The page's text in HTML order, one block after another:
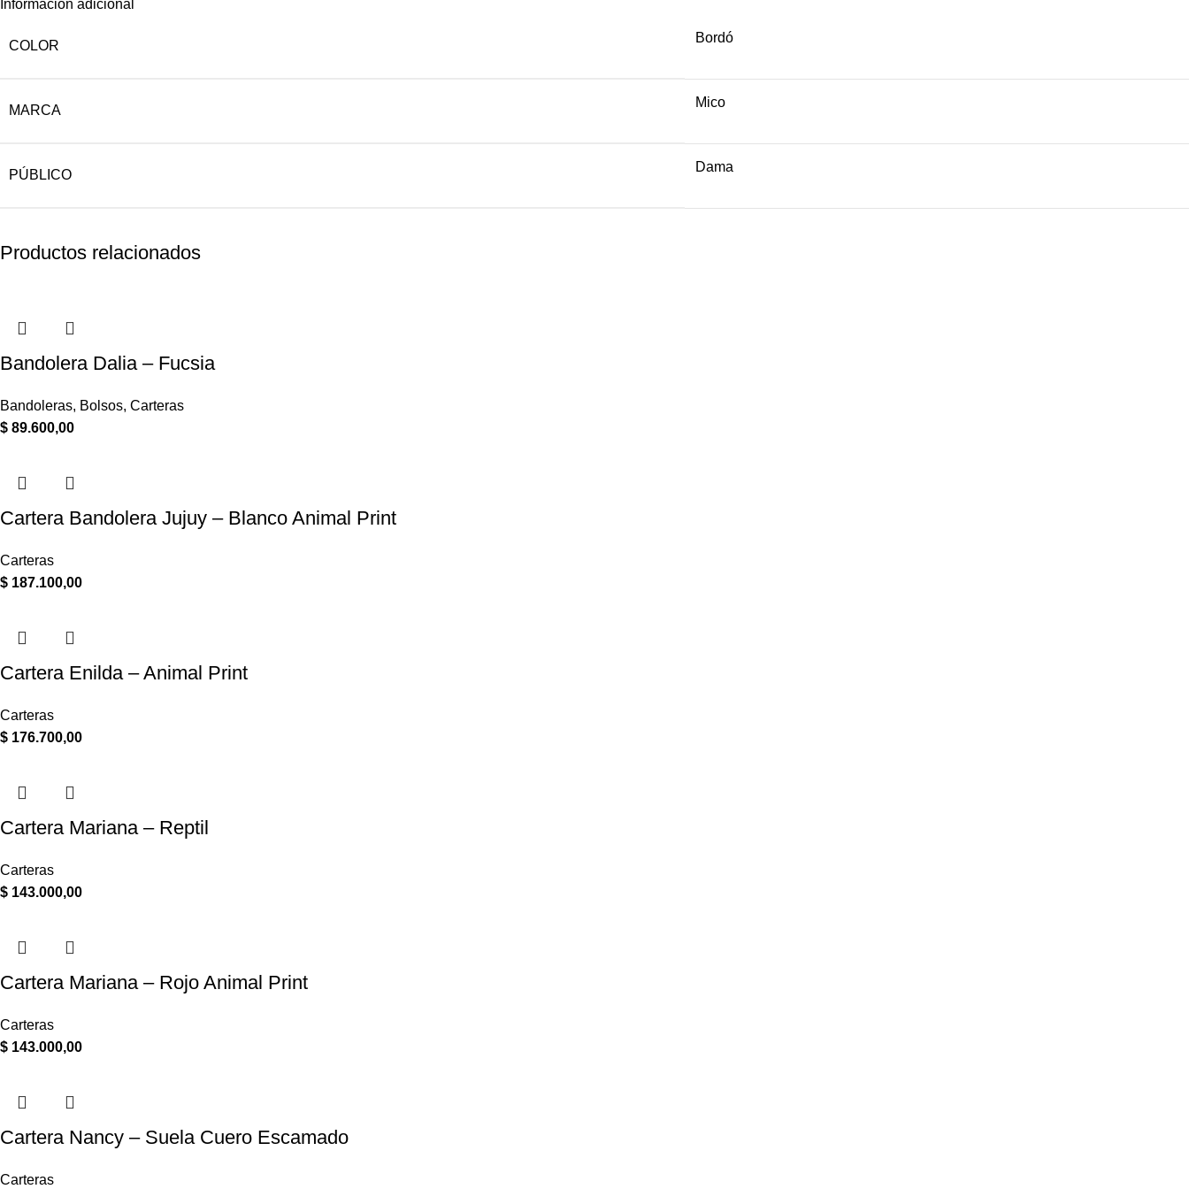
Información adicional
COLOR
Bordó
MARCA
Mico
PÚBLICO
Dama
Productos relacionados
Bandolera Dalia – Fucsia
Bandoleras, Bolsos, Carteras
$ 89.600,00
Cartera Bandolera Jujuy – Blanco Animal Print
Carteras
$ 187.100,00
Cartera Enilda – Animal Print
Carteras
$ 176.700,00
Cartera Mariana – Reptil
Carteras
$ 143.000,00
Cartera Mariana – Rojo Animal Print
Carteras
$ 143.000,00
Cartera Nancy – Suela Cuero Escamado
Carteras